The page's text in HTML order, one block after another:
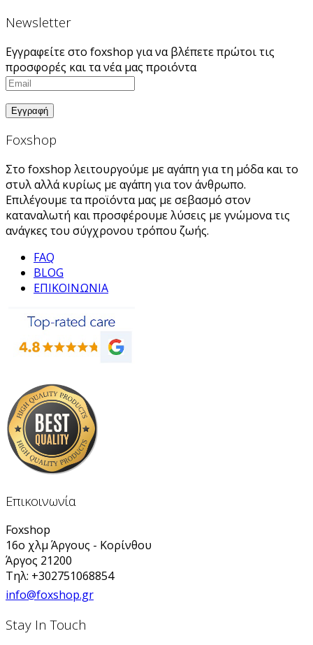
Newsletter
Εγγραφείτε στο foxshop για να βλέπετε πρώτοι τις
προσφορές και τα νέα μας προιόντα
Foxshop
Στο foxshop λειτουργούμε με αγάπη για τη μόδα και το
στυλ αλλά κυρίως με αγάπη για τον άνθρωπο.
Επιλέγουμε τα προϊόντα μας με σεβασμό στον
καταναλωτή και προσφέρουμε λύσεις με γνώμονα τις
ανάγκες του σύγχρονου τρόπου ζωής.
FAQ
BLOG
ΕΠΙΚΟΙΝΩΝΙΑ
Επικοινωνία
Foxshop
16ο χλμ Άργους - Κορίνθου
Άργος 21200
Τηλ: +302751068854
info@foxshop.gr
Stay In Touch